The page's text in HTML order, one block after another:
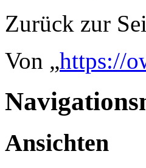
Zurück zur
Von „https://
Ansichten